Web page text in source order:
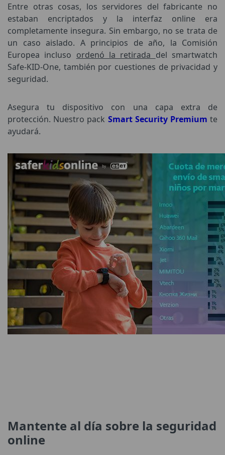
Entre otras cosas, los servidores del fabricante no
estaban encriptados y la interfaz online era
completamente insegura. Sin embargo, no se trata de
un caso aislado. A principios de año, la Comisión
Europea incluso ordenó la retirada del smartwatch
Safe-KID-One, también por cuestiones de privacidad y
seguridad.
Asegura tu dispositivo con una capa extra de
protección. Nuestro pack Smart Security Premium te
ayudará.
Mantente al día sobre la seguridad
online